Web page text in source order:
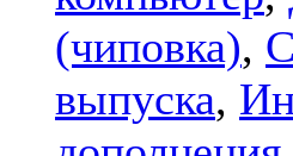
(чиповка),
выпуска,